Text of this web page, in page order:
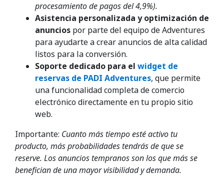
procesamiento de pagos del 4,9%).
Asistencia personalizada y optimización de
anuncios por parte del equipo de Adventures
para ayudarte a crear anuncios de alta calidad
listos para la conversión.
Soporte dedicado para el widget de
reservas de PADI Adventures, que permite
una funcionalidad completa de comercio
electrónico directamente en tu propio sitio
web.
Importante: Cuanto más tiempo esté activo tu
producto, más probabilidades tendrás de que se
reserve. Los anuncios tempranos son los que más se
benefician de una mayor visibilidad y demanda.